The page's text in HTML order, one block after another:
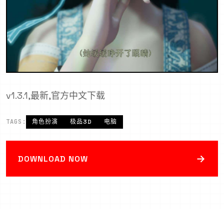
v1.3.1,最新,官方中文下载
TAGS: 角色扮演 极品3D 电脑
DOWNLOAD NOW →